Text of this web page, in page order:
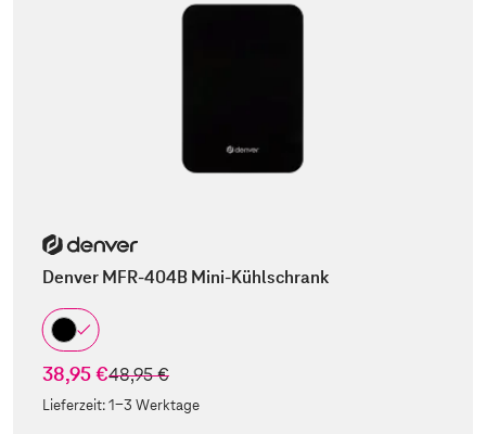
Denver MFR-404B Mini-Kühlschrank
38,95 €statt
48,95 €
Lieferzeit:1-3 Werktage